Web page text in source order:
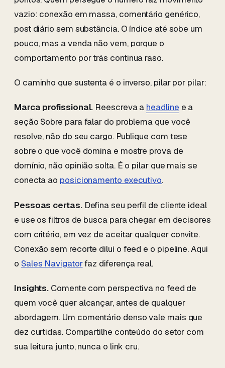
vazio: conexão em massa, comentário genérico,
post diário sem substância. O índice até sobe um
pouco, mas a venda não vem, porque o
comportamento por trás continua raso.
O caminho que sustenta é o inverso, pilar por pilar:
Marca profissional. Reescreva a headline e a
seção Sobre para falar do problema que você
resolve, não do seu cargo. Publique com tese
sobre o que você domina e mostre prova de
domínio, não opinião solta. É o pilar que mais se
conecta ao posicionamento executivo.
Pessoas certas.Defina seu perfil de cliente ideal
e use os filtros de busca para chegar em decisores
com critério, em vez de aceitar qualquer convite.
Conexão sem recorte dilui o feed e o pipeline. Aqui
o Sales Navigatorfaz diferença real.
Insights. Comente com perspectiva no feed de
quem você quer alcançar, antes de qualquer
abordagem. Um comentário denso vale mais que
dez curtidas. Compartilhe conteúdo do setor com
sua leitura junto, nunca o link cru.